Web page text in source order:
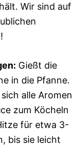
Wir sind auf
!
Gießt die
in die Pfanne.
alle Aromen
zum Köcheln
für etwa 3-
bis sie leicht